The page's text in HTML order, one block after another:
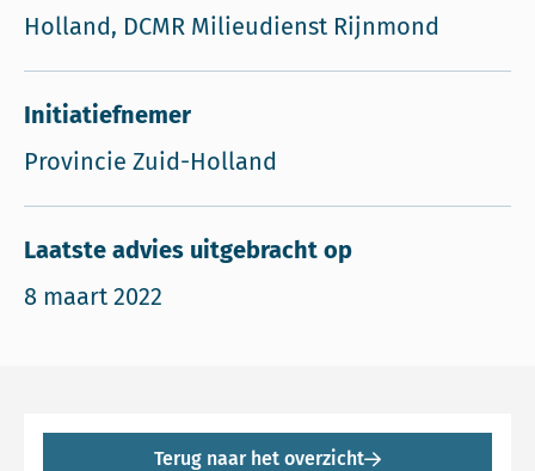
Holland, DCMR Milieudienst Rijnmond
Initiatiefnemer
Provincie Zuid-Holland
Laatste advies uitgebracht op
8 maart 2022
Terug naar het overzicht